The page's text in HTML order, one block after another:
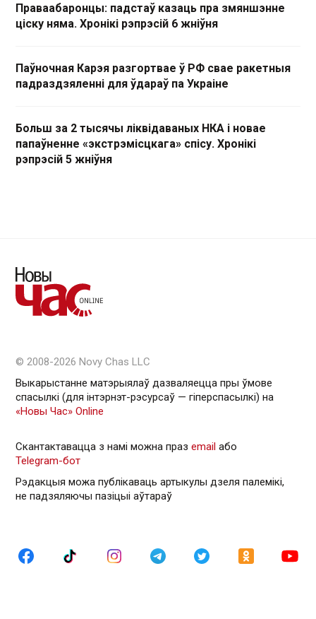
Праваабаронцы: падстаў казаць пра змяншэнне
ціску няма. Хронікі рэпрэсій 6 жніўня
Паўночная Карэя разгортвае ў РФ свае ракетныя
падраздзяленні для ўдараў па Украіне
Больш за 2 тысячы ліквідаваных НКА і новае
папаўненне «экстрэмісцкага» спісу. Хронікі
рэпрэсій 5 жніўня
© 2008-2026 Novy Chas LLC
Выкарыстанне матэрыялаў дазваляецца пры ўмове
спасылкі (для інтэрнэт-рэсурсаў — гiперспасылкi) на
«Новы Час» Online
Скантактавацца з намі можна праз email або
Telegram-бот
Рэдакцыя можа публікаваць артыкулы дзеля палемікі,
не падзяляючы пазіцыі аўтараў